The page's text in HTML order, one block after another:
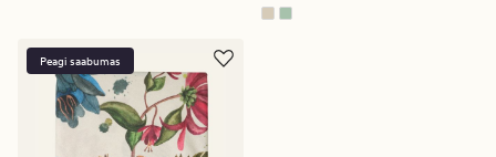
Peagi saabumas